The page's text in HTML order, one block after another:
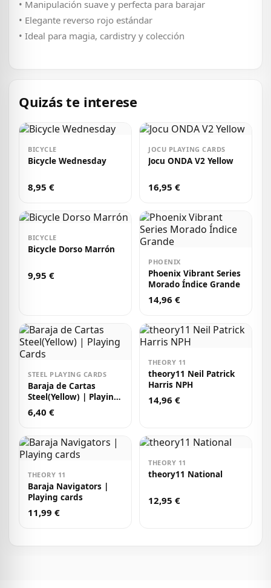
• Manipulación suave y perfecta para barajar
• Elegante reverso rojo estándar
• Ideal para magia, cardistry y colección
Quizás te interese
BICYCLE
Bicycle Wednesday
8,95 €
JOCU PLAYING CARDS
Jocu ONDA V2 Yellow
16,95 €
BICYCLE
Bicycle Dorso Marrón
9,95 €
PHOENIX
Phoenix Vibrant Series
Morado Índice Grande
14,96 €
STEEL PLAYING CARDS
Baraja de Cartas
Steel(Yellow) | Playing
Cards
6,40 €
THEORY 11
theory11 Neil Patrick
Harris NPH
14,96 €
THEORY 11
Baraja Navigators |
Playing cards
11,99 €
THEORY 11
theory11 National
12,95 €